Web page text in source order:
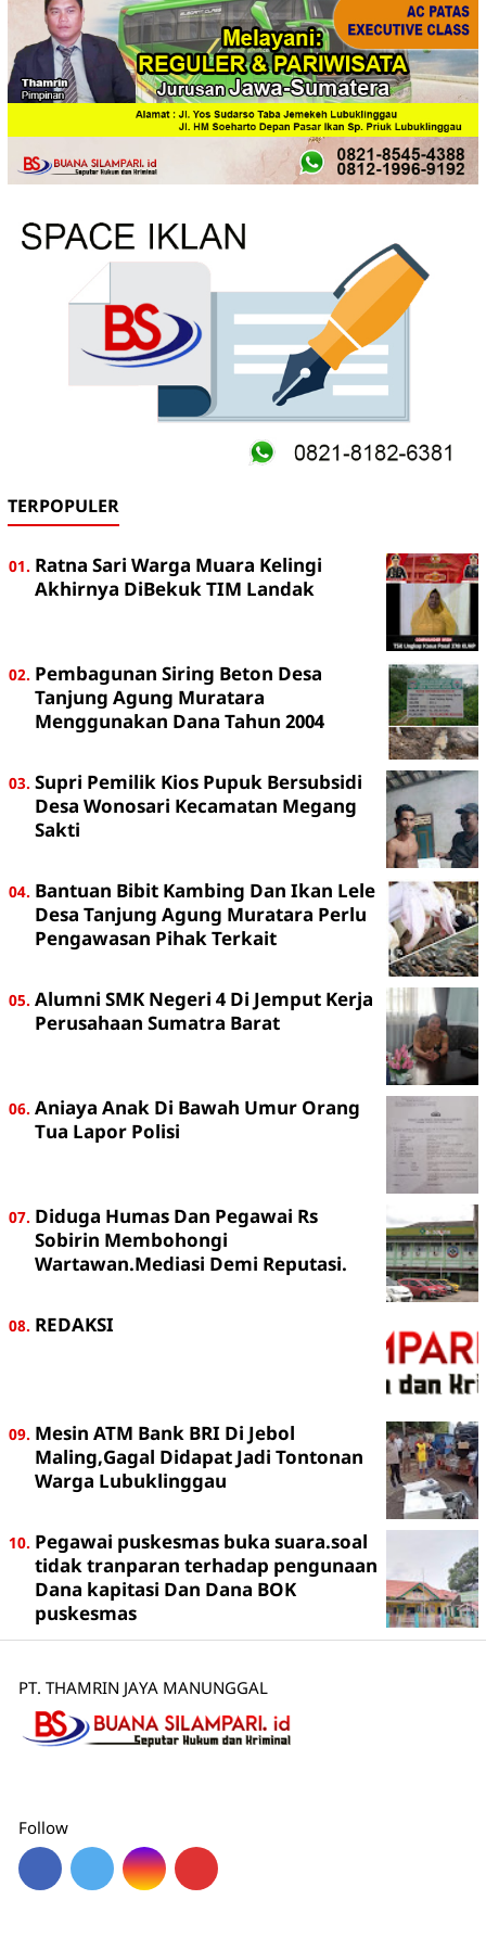
TERPOPULER
Ratna Sari Warga Muara Kelingi
Akhirnya DiBekuk TIM Landak
Pembagunan Siring Beton Desa
Tanjung Agung Muratara
Menggunakan Dana Tahun 2004
Supri Pemilik Kios Pupuk Bersubsidi
Desa Wonosari Kecamatan Megang
Sakti
Bantuan Bibit Kambing Dan Ikan Lele
Desa Tanjung Agung Muratara Perlu
Pengawasan Pihak Terkait
Alumni SMK Negeri 4 Di Jemput Kerja
Perusahaan Sumatra Barat
Aniaya Anak Di Bawah Umur Orang
Tua Lapor Polisi
Diduga Humas Dan Pegawai Rs
Sobirin Membohongi
Wartawan.Mediasi Demi Reputasi.
REDAKSI
Mesin ATM Bank BRI Di Jebol
Maling,Gagal Didapat Jadi Tontonan
Warga Lubuklinggau
Pegawai puskesmas buka suara.soal
tidak tranparan terhadap pengunaan
Dana kapitasi Dan Dana BOK
puskesmas
PT. THAMRIN JAYA MANUNGGAL
Follow